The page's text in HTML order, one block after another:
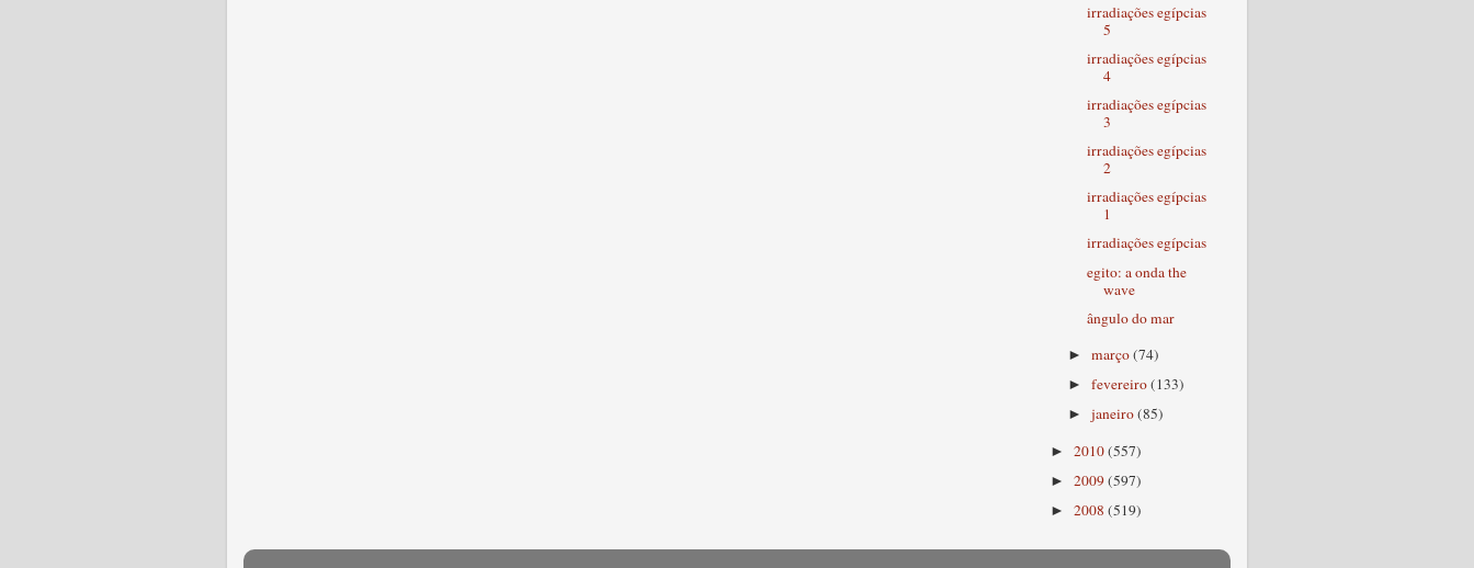
irradiações egípcias
5
irradiações egípcias
4
irradiações egípcias
3
irradiações egípcias
2
irradiações egípcias
1
irradiações egípcias
egito: a onda the
wave
ângulo do mar
►março(74)
►fevereiro(133)
►janeiro(85)
► 2010(557)
► 2009(597)
► 2008 (519)